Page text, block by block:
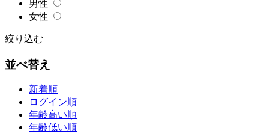
男性
女性
絞り込む
並べ替え
新着順
ログイン順
年齢高い順
年齢低い順